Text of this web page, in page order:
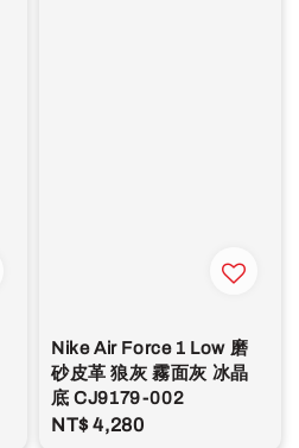
Nike Air Force 1 Low 磨
砂皮革 狼灰 霧面灰 冰晶
底 CJ9179-002
Regular
NT$ 4,280